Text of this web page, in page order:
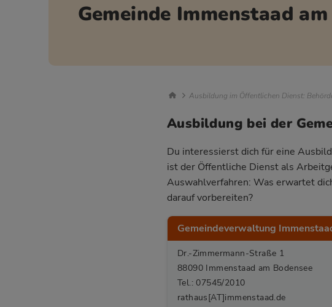
Gemeinde Immenstaad
Breadcrumb Navigation
Ausbildung im Öffentlichen Dienst:
Ausbildung bei der
Du interessierst dich für eine
ist der Öffentliche Dienst als
Auswahlverfahren: Was erwartet
darauf vorbereiten?
Gemeindeverwaltung
Dr.-Zimmermann-Straße 1
88090 Immenstaad am Bodensee
Tel.: 07545/2010
rathaus[AT]immenstaad.de